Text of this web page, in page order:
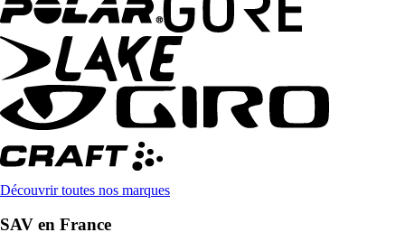
Découvrir toutes nos marques
SAV en France